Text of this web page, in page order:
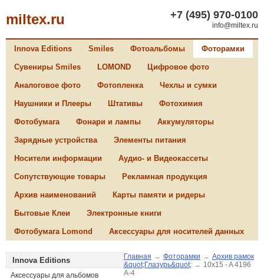
miltex.ru +7 (495) 970-0100
info@miltex.ru
Innova Editions Smiles Фотоальбомы Фоторамки
Сувениры Smiles LOMOND Цифровое фото
Аналоговое фото Фотопленка Чехлы и сумки
Наушники и Плееры Штативы Фотохимия
Фотобумага Фонари и лампы Аккумуляторы
Зарядные устройства Элементы питания
Носители информации Аудио- и Видеокассеты
Сопутствующие товары Рекламная продукция
Архив наименований Карты памяти и ридеры
Бытовые Клеи Электронные книги
Фотобумага Lomond Аксессуары для носителей данных
Innova Editions
Аксессуары для альбомов
Главная → Фоторамки → Архив рамок
&quot;Глазурь&quot; → 10x15 - A 4196
A-4